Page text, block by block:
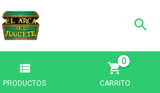
PRODUCTOS CARRITO
0